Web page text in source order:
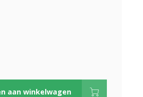
aan winkelwagen